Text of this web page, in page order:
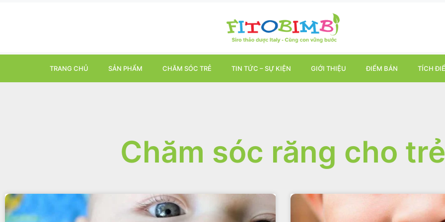
TRANG CHỦ SẢN PHẨM CHĂM SÓC TRẺ TIN TỨC – SỰ KIỆN GIỚI THIỆU ĐIỂM BÁN TÍCH
Chăm sóc răng cho